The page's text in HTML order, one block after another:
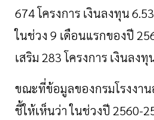
674โครงการ เงินลงทุน6.53
ในช่วง9 เดือนแรกของปี
เสริม283โครงการ เงินลงทุ
ขณะที่ข้อมูลของกรมโรงงา
ชี้ให้เห็นว่าในช่วงปี2560-